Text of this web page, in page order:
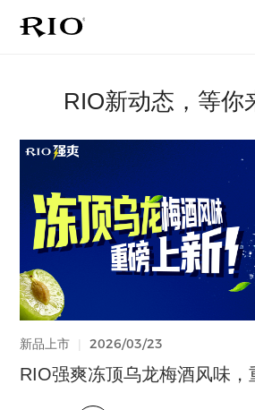
产品家族
最新动态
联系我们
RIO新动态，等你
代言人官宣 | 2025/06/17
晚9点，微醺中 | 看子枫如何
品牌事件 | 2026/06/18
一个人的旅行，就很微醺啊！
品牌事件 | 2026/05/20
强爽520｜给真心话一个台阶
新品上市 | 2026/03/23
RIO强爽冻顶乌龙梅酒风味，
新品上市 | 2026/03/23
不藏了！RIO微醺「柚柚清茶
代言人官宣 | 2026/01/27
What？听说闫妮被张兴朝“
品牌事件 | 2025/12/30
关于提前实施新版食品安全国
新品上市 | 2025/08/05
RIO轻享全新上市｜12度花果
品牌事件 | 2025/05/30
工厂揭秘 | 一粒玉米是怎么变
新品上市 | 2025/06/25
全新微醺果冻酒！前所未有
代言人官宣 | 2025/06/17
晚9点，微醺中 | 看子枫如何
品牌事件 | 2026/06/18
一个人的旅行，就很微醺啊！